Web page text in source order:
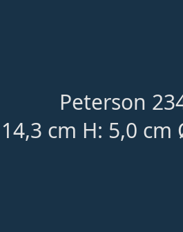
Peterson
cm H: 5,0 cm